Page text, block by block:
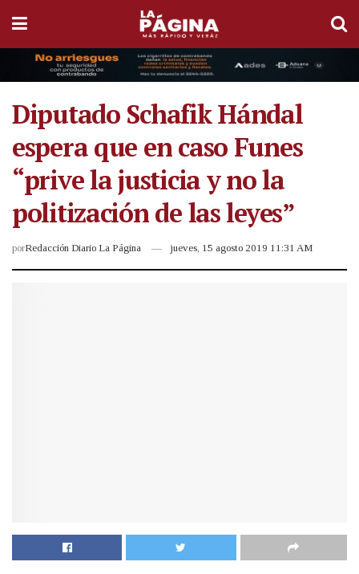
Diputado Schafik Hándal
espera que en caso Funes
“prive la justicia y no la
politización de las leyes”
porRedacción Diario La Página jueves, 15 agosto 2019 11:31 AM